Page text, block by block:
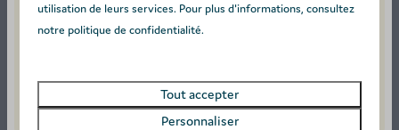
Prachtige, goed onderhouden mobile chalet (2022) –
Moby De Luxe
utilisation de leurs services. Pour plus d'informations, consultez
notre politique de confidentialité.
Tout accepter
Personnaliser